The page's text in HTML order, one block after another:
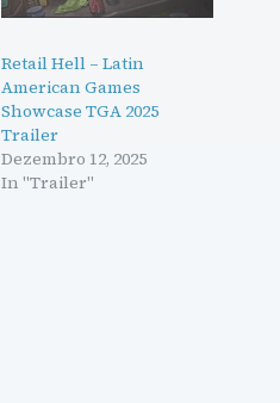
Retail Hell – Latin
American Games
Showcase TGA 2025
Trailer
Dezembro 12, 2025
In "Trailer"